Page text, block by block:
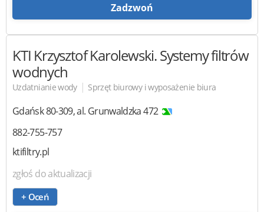
Zadzwoń
KTI Krzysztof Karolewski.Systemy filtrów
wodnych
Uzdatnianie wody | Sprzęt biurowy i wyposażenie biura
Gdańsk80-309,al. Grunwaldzka 472
882-755-757
ktifiltry.pl
zgłoś do aktualizacji
+ Oceń